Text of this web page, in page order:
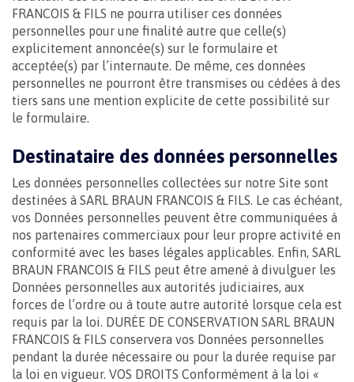
FRANCOIS & FILS ne pourra utiliser ces données
personnelles pour une finalité autre que celle(s)
explicitement annoncée(s) sur le formulaire et
acceptée(s) par l’internaute. De même, ces données
personnelles ne pourront être transmises ou cédées à des
tiers sans une mention explicite de cette possibilité sur
le formulaire.
Destinataire des données personnelles
Les données personnelles collectées sur notre Site sont
destinées à SARL BRAUN FRANCOIS & FILS. Le cas échéant,
vos Données personnelles peuvent être communiquées à
nos partenaires commerciaux pour leur propre activité en
conformité avec les bases légales applicables. Enfin, SARL
BRAUN FRANCOIS & FILS peut être amené à divulguer les
Données personnelles aux autorités judiciaires, aux
forces de l’ordre ou à toute autre autorité lorsque cela est
requis par la loi. DURÉE DE CONSERVATION SARL BRAUN
FRANCOIS & FILS conservera vos Données personnelles
pendant la durée nécessaire ou pour la durée requise par
la loi en vigueur. VOS DROITS Conformément à la loi «